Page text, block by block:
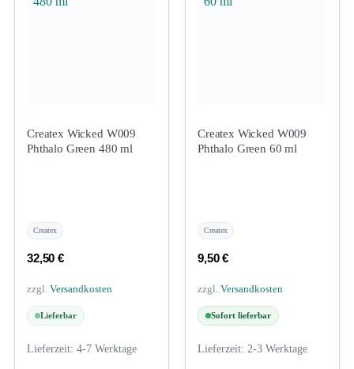
Createx Wicked W009
Phthalo Green 480 ml
Createx
32,50€
zzgl. Versandkosten
Lieferbar
Lieferzeit: 4-7 Werktage
Createx Wicked W009
Phthalo Green 60 ml
Createx
9,50€
zzgl. Versandkosten
Sofort lieferbar
Lieferzeit: 2-3 Werktage